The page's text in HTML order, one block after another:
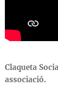
Claqueta
associació.